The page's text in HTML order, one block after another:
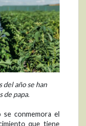
año se han
de papa.
se conmemora el
que tiene